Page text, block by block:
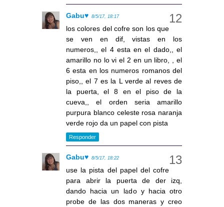
Gabu♥ 8/5/17, 18:17
los colores del cofre son los que
se ven en dif, vistas en los
numeros,, el 4 esta en el dado,, el
amarillo no lo vi el 2 en un libro, , el
6 esta en los numeros romanos del
piso,, el 7 es la L verde al reves de
la puerta, el 8 en el piso de la
cueva,, el orden seria amarillo
purpura blanco celeste rosa naranja
verde rojo da un papel con pista
Responder
Gabu♥ 8/5/17, 18:22
use la pista del papel del cofre
para abrir la puerta de der izq,
dando hacia un lado y hacia otro
probe de las dos maneras y creo